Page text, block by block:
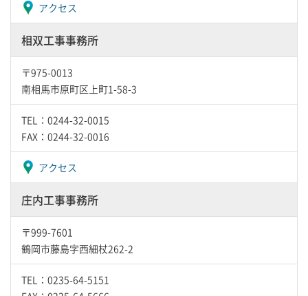
アクセス
相双工事事務所
〒975-0013
南相馬市原町区上町1-58-3
TEL：0244-32-0015
FAX：0244-32-0016
アクセス
庄内工事事務所
〒999-7601
鶴岡市藤島字西細杖262-2
TEL：0235-64-5151